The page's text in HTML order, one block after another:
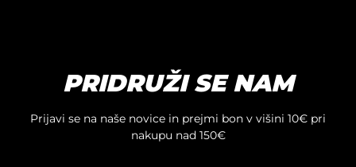
PRIDRUŽI SE NAM
Prijavi se na naše novice in prejmi bon v višini 10€ pri
nakupu nad 150€